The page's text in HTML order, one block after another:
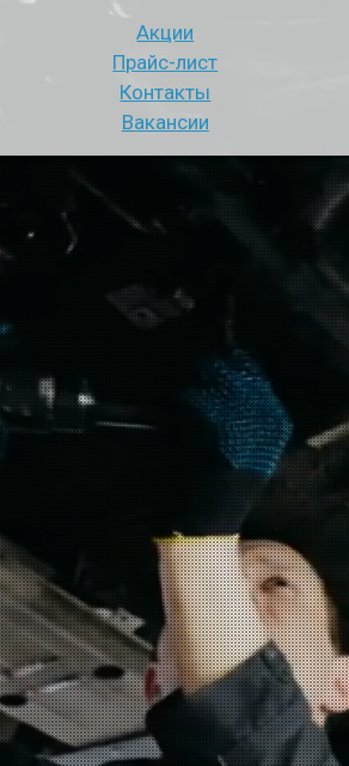
Акции
Прайс-лист
Контакты
Вакансии